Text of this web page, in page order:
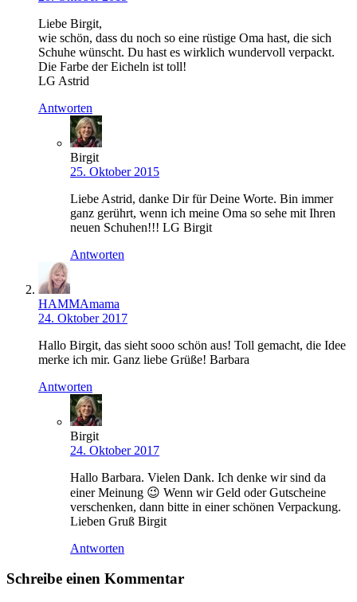
Liebe Birgit,
wie schön, dass du noch so eine rüstige Oma hast, die sich
Schuhe wünscht. Du hast es wirklich wundervoll verpackt.
Die Farbe der Eicheln ist toll!
LG Astrid
Antworten
Birgit
25. Oktober 2015
Liebe Astrid, danke Dir für Deine Worte. Bin immer
ganz gerührt, wenn ich meine Oma so sehe mit Ihren
neuen Schuhen!!! LG Birgit
Antworten
HAMMAmama
24. Oktober 2017
Hallo Birgit, das sieht sooo schön aus! Toll gemacht, die Idee
merke ich mir. Ganz liebe Grüße! Barbara
Antworten
Birgit
24. Oktober 2017
Hallo Barbara. Vielen Dank. Ich denke wir sind da
einer Meinung 😉 Wenn wir Geld oder Gutscheine
verschenken, dann bitte in einer schönen Verpackung.
Lieben Gruß Birgit
Antworten
Schreibe einen Kommentar